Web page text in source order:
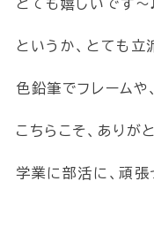
とても嬉しいです
というか、とても立
色鉛筆でフレームや
こちらこそ、あり
学業に部活に、頑張